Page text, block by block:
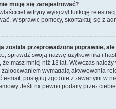
mogę się zarejestrować?
witryny wyłączył funkcję
W sprawie pomocy, skontaktuj się z
została przeprowadzona poprawnie,
sprawdź swoją nazwę użytkownika i
że masz mniej niż 13 lat. Wówczas
zalogowaniem wymagają aktywowania
e-mail, postępuj zgodnie z zawartymi w
Jeśli na pewno podany przez